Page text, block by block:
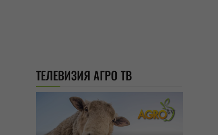
ТЕЛЕВИЗИЯ АГРО ТВ